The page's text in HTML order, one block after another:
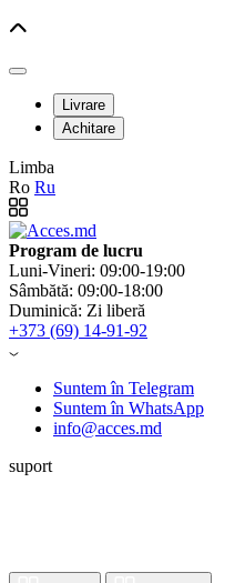
Livrare
Achitare
Limba
Ro Ru
Program de lucru
Luni-Vineri: 09:00-19:00
Sâmbătă: 09:00-18:00
Duminică: Zi liberă
+373 (69) 14-91-92
Suntem în Telegram
Suntem în WhatsApp
info@acces.md
suport